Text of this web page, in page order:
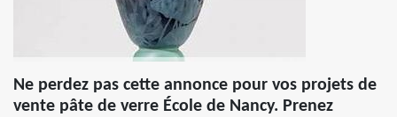
Ne perdez pas cette annonce pour vos projets de
vente pâte de verre École de Nancy. Prenez